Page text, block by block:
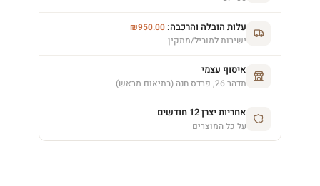
עלות הובלה והרכבה: ₪950.00
ישירות למוביל/מתקין
איסוף עצמי
תדהר 26, פרדס חנה (בתיאום מראש)
אחריות יצרן 12 חודשים
על כל המוצרים